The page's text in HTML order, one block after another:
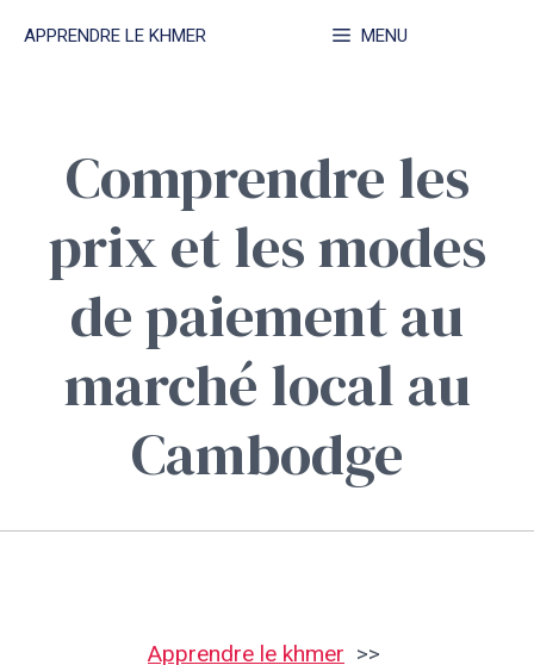
APPRENDRE LE KHMER MENU
Comprendre les
prix et les modes
de paiement au
marché local au
Cambodge
Apprendre le khmer